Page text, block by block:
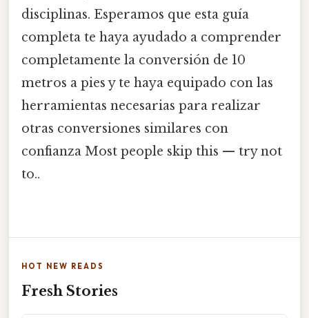
disciplinas. Esperamos que esta guía
completa te haya ayudado a comprender
completamente la conversión de 10
metros a pies y te haya equipado con las
herramientas necesarias para realizar
otras conversiones similares con
confianza Most people skip this — try not
to..
HOT NEW READS
Fresh Stories